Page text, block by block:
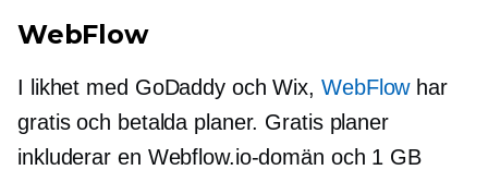
WebFlow
I likhet med GoDaddy och Wix, WebFlowhar
gratis och betalda planer. Gratis planer
inkluderar en Webflow.io-domän och 1 GB